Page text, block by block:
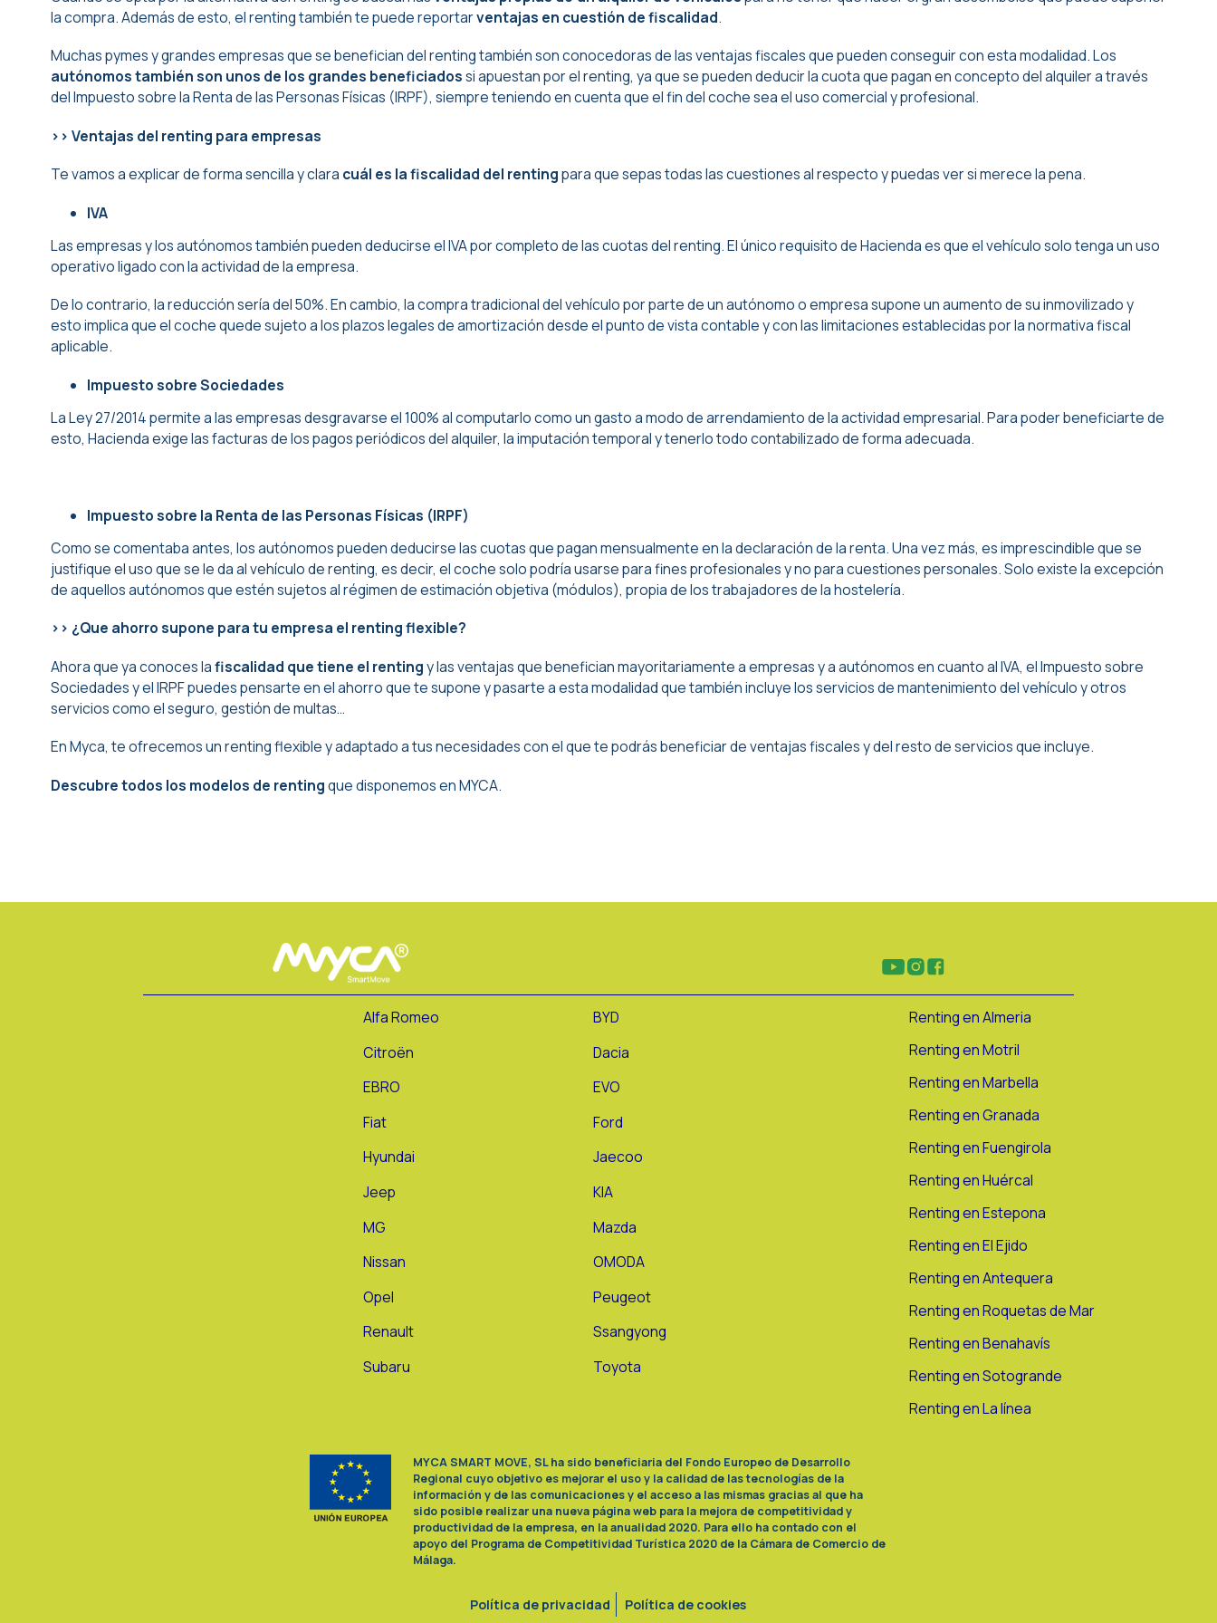
la compra. Además de esto, el renting también te puede reportarventajas en cuestión de fiscalidad.
Muchas pymes y grandes empresas que se benefician del renting también son conocedoras de las ventajas fiscales que pueden conseguir con esta modalidad. Los
autónomos también son unos de los grandes beneficiadossi apuestan por el renting, ya que se pueden deducir la cuota que pagan en concepto del alquiler a través
del Impuesto sobre la Renta de las Personas Físicas (IRPF), siempre teniendo en cuenta que el fin del coche sea el uso comercial y profesional.
>> Ventajas del renting para empresas
Te vamos a explicar de forma sencilla y clara cuál es la fiscalidad del rentingpara que sepas todas las cuestiones al respecto y puedas ver si merece la pena.
IVA
Las empresas y los autónomos también pueden deducirse el IVA por completo de las cuotas del renting. El único requisito de Hacienda es que el vehículo solo tenga un uso
operativo ligado con la actividad de la empresa.
De lo contrario, la reducción sería del 50%. En cambio, la compra tradicional del vehículo por parte de un autónomo o empresa supone un aumento de su inmovilizado y
esto implica que el coche quede sujeto a los plazos legales de amortización desde el punto de vista contable y con las limitaciones establecidas por la normativa fiscal
aplicable.
Impuesto sobre Sociedades
LaLey 27/2014permite a las empresas desgravarse el 100% al computarlo como un gasto a modo de arrendamiento de la actividad empresarial. Para poder beneficiarte de
esto, Hacienda exige las facturas de los pagos periódicos del alquiler, la imputación temporal y tenerlo todo contabilizado de forma adecuada.
Impuesto sobre la Renta de las Personas Físicas (IRPF)
Como se comentaba antes, los autónomos pueden deducirse las cuotas que pagan mensualmente en la declaración de la renta. Una vez más, es imprescindible que se
justifique el uso que se le da al vehículo de renting, es decir, el coche solo podría usarse para fines profesionales y no para cuestiones personales. Solo existe la excepción
de aquellos autónomos que estén sujetos al régimen de estimación objetiva (módulos), propia de los trabajadores de la hostelería.
>> ¿Que ahorro supone para tu empresa el renting flexible?
Ahora que ya conoces lafiscalidad que tiene el rentingy las ventajas que benefician mayoritariamente a empresas y a autónomos en cuanto al IVA, el Impuesto sobre
Sociedades y el IRPF puedes pensarte en el ahorro que te supone y pasarte a esta modalidad que también incluye los servicios de mantenimiento del vehículo y otros
servicios como el seguro, gestión de multas…
En Myca, te ofrecemos un renting flexible y adaptado a tus necesidades con el que te podrás beneficiar de ventajas fiscales y del resto de servicios que incluye.
Descubre todos los modelos de rentingque disponemos en MYCA.
Alfa Romeo
BYD
Citroën
Dacia
EBRO
EVO
Fiat
Ford
Hyundai
Jaecoo
Jeep
KIA
MG
Mazda
Nissan
OMODA
Opel
Peugeot
Renault
Ssangyong
Subaru
Toyota
Renting en Almeria
Renting en Motril
Renting en Marbella
Renting en Granada
Renting en Fuengirola
Renting en Huércal
Renting en Estepona
Renting en El Ejido
Renting en Antequera
Renting en Roquetas de Mar
Renting en Benahavís
Renting en Sotogrande
Renting en La línea
MYCA SMART MOVE, SL ha sido beneficiaria del Fondo Europeo de Desarrollo
Regional cuyo objetivo es mejorar el uso y la calidad de las tecnologías de la
información y de las comunicaciones y el acceso a las mismas gracias al que ha
sido posible realizar una nueva página web para la mejora de competitividad y
productividad de la empresa, en la anualidad 2020. Para ello ha contado con el
apoyo del Programa de Competitividad Turística 2020 de la Cámara de Comercio de
Málaga.
Política de privacidad Política de cookies